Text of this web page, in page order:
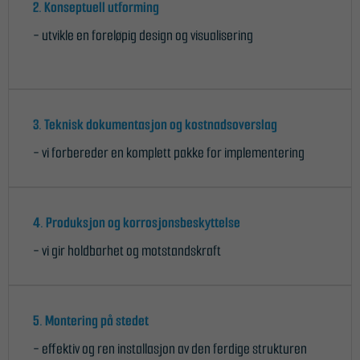
2. Konseptuell utforming
- utvikle en foreløpig design og visualisering
3. Teknisk dokumentasjon og kostnadsoverslag
- vi forbereder en komplett pakke for implementering
4. Produksjon og korrosjonsbeskyttelse
- vi gir holdbarhet og motstandskraft
5. Montering på stedet
- effektiv og ren installasjon av den ferdige strukturen